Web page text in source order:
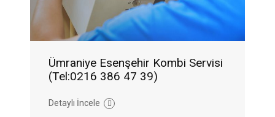
Ümraniye Esenşehir Kombi Servisi
(Tel:0216 386 47 39)
Detaylı İncele